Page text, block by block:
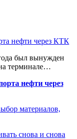
нефти через КТК
был вынужден
терминале…
нефти через
материалов,
снова и снова